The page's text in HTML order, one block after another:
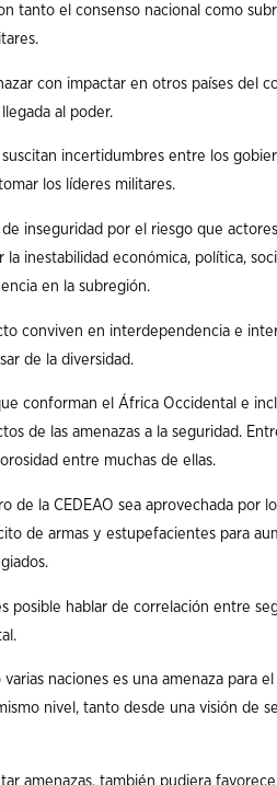
tanto el consenso nacional como
con impactar en otros países del
al poder.
incertidumbres entre los
los líderes militares.
inseguridad por el riesgo que
inestabilidad económica, política,
en la subregión.
conviven en interdependencia e
de la diversidad.
conforman el África Occidental e
de las amenazas a la seguridad.
entre muchas de ellas.
de la CEDEAO sea aprovechada por
de armas y estupefacientes para
posible hablar de correlación entre
naciones es una amenaza para
nivel, tanto desde una visión de
amenazas, también pudiera